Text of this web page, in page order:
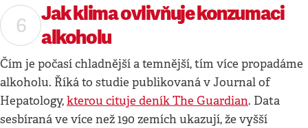
Jak klima ovlivňuje konzumaci
alkoholu
Čím je počasí chladnější a temnější, tím více propadáme
alkoholu. Říká to studie publikovaná v Journal of
Hepatology,kterou cituje deník The Guardian. Data
sesbíraná ve více než 190 zemích ukazují, že vyšší